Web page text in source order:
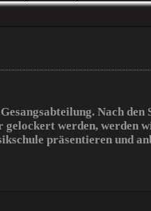
Nach den
gelockert werden, werden
präsentieren und